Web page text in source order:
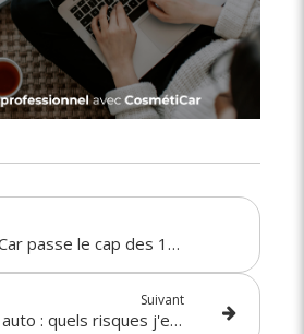
CosmétiCar passe le cap des 10 000 clients entreprises !
Suivant
Amende lavage auto : quels risques j'encours ?